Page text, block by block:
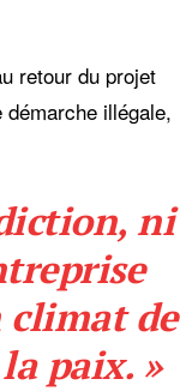
retour du projet
illégale,
ni
climat de
paix. »